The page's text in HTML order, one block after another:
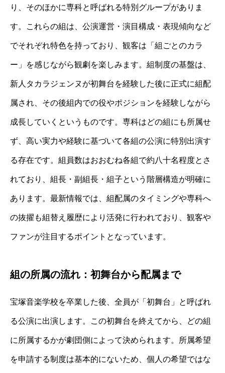
り、そのほかに専科と呼ばれる特別グループがありま
す。これらの組は、公演運営・演目構成・表現傾向など
でそれぞれ特色を持っており、観客は「組ごとのカラ
ー」を感じながら観劇を楽しみます。組制度の基盤は、
新人タカラジェンヌが初舞台を経験した後に正式に組配
属され、その後組内での役やポジションを経験しながら
成長していくというものです。専科はどの組にも所属せ
ず、高い実力や経験に基づいて各組の公演に特別出演す
る存在です。組員数はおおむね各組で約八十名程度とさ
れており、組長・副組長・組子という階層構造が明確に
あります。最新情報では、組配属のタイミングや専科へ
の抜擢も組替え履歴により活発に行われており、観客や
ファンが注目するポイントとなっています。
組の所属の流れ：初舞台から配属まで
宝塚音楽学校を卒業した後、全員が「初舞台」と呼ばれ
る公演に出演します。この初舞台を終えてから、どの組
に所属するかが劇団側によって決められます。所属希望
を申請する制度は基本的にないため、個人の希望ではな